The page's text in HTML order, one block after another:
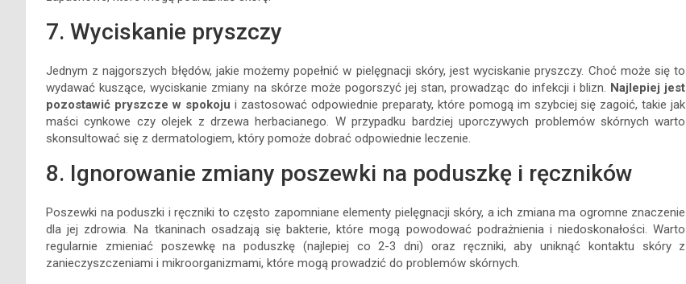
7. Wyciskanie pryszczy
Jednym z najgorszych błędów, jakie możemy popełnić w pielęgnacji skóry, jest wyciskanie pryszczy. Choć może się to
wydawać kuszące, wyciskanie zmiany na skórze może pogorszyć jej stan, prowadząc do infekcji i blizn. Najlepiej jest
pozostawić pryszcze w spokoju i zastosować odpowiednie preparaty, które pomogą im szybciej się zagoić, takie jak
maści cynkowe czy olejek z drzewa herbacianego. W przypadku bardziej uporczywych problemów skórnych warto
skonsultować się z dermatologiem, który pomoże dobrać odpowiednie leczenie.
8. Ignorowanie zmiany poszewki na poduszkę i ręczników
Poszewki na poduszki i ręczniki to często zapomniane elementy pielęgnacji skóry, a ich zmiana ma ogromne znaczenie
dla jej zdrowia. Na tkaninach osadzają się bakterie, które mogą powodować podrażnienia i niedoskonałości. Warto
regularnie zmieniać poszewkę na poduszkę (najlepiej co 2-3 dni) oraz ręczniki, aby uniknąć kontaktu skóry z
zanieczyszczeniami i mikroorganizmami, które mogą prowadzić do problemów skórnych.